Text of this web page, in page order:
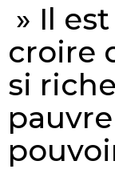
» Il
croire
si